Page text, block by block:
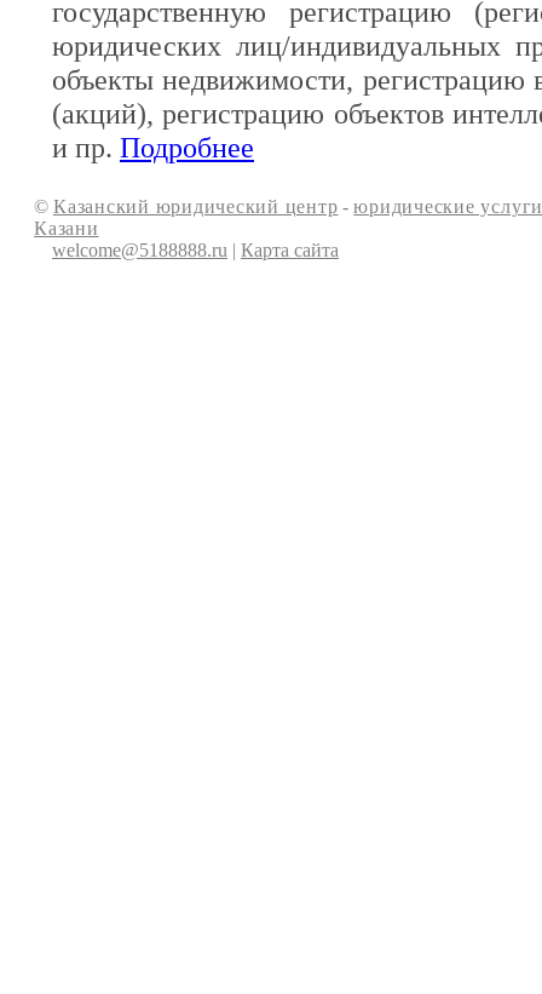
государственную регистрацию
юридических лиц/индивидуальных
объекты недвижимости, регистрацию
(акций), регистрацию объектов
и пр. Подробнее
© Казанский юридический центр -юридические
Казани
welcome@5188888.ru | Карта сайта